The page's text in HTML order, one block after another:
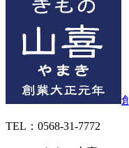
TEL：0568-31-7772